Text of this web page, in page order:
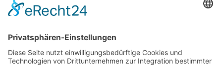
Seite 10 von 27
Mollenhauer Adresse